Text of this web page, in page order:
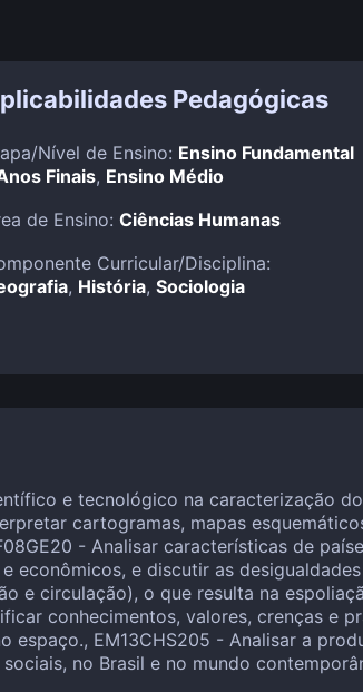
Pedagógicas
Nível de Ensino: Ensino Fundamental
Finais, Ensino Médio
de Ensino: Ciências Humanas
Curricular/Disciplina:
, História,Sociologia
e tecnológico na caracterização
cartogramas, mapas
- Analisar características de
econômicos, e discutir as
e circulação), o que resulta na
conhecimentos, valores, crenças e
espaço., EM13CHS205 - Analisar a
no Brasil e no mundo